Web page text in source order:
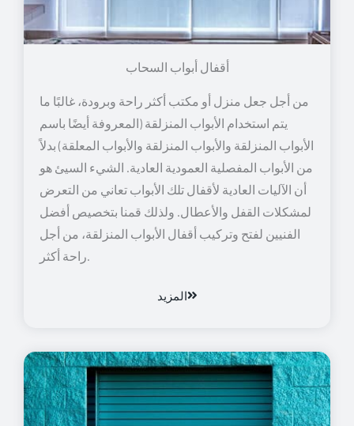
أقفال أبواب السحاب
من أجل جعل منزل أو مكتب أكثر راحة وبرودة، غالبًا ما
يتم استخدام الأبواب المنزلقة (المعروفة أيضًا باسم
الأبواب المنزلقة والأبواب المنزلقة والأبواب المعلقة) بدلاً
من الأبواب المفصلية العمودية العادية. الشيء السيئ هو
أن الآليات العادية لأقفال تلك الأبواب تعاني من التعرض
لمشكلات القفل والأعطال. ولذلك قمنا بتخصيص أفضل
الفنيين لفتح وتركيب أقفال الأبواب المنزلقة، من أجل
راحة أكثر.
المزيد